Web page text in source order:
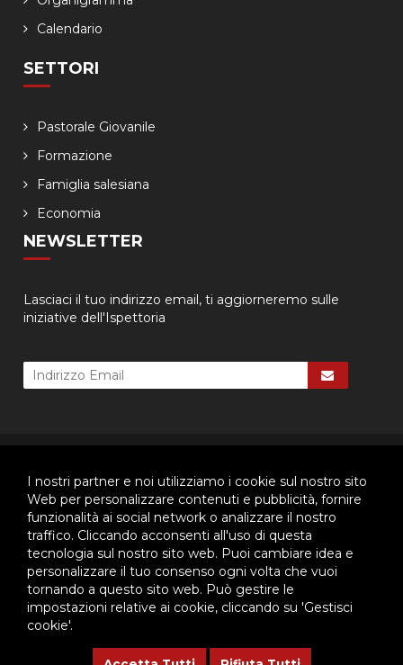
I nostri partner e noi utilizziamo i cookie sul nostro sito
Web per personalizzare contenuti e pubblicità, fornire
funzionalità ai social network o analizzare il nostro
traffico. Cliccando acconsenti all'uso di questa
tecnologia sul nostro sito web. Puoi cambiare idea e
personalizzare il tuo consenso ogni volta che vuoi
tornando a questo sito web. Può gestire le
impostazioni relative ai cookie, cliccando su 'Gestisci
cookie'.
Calendario
SETTORI
Pastorale Giovanile
Formazione
Famiglia salesiana
Economia
NEWSLETTER
Lasciaci il tuo indirizzo email, ti aggiorneremo sulle
iniziative dell'Ispettoria
Questo plugin utilizza cookie per raccogliere dati e cookie di
terze parti per migliorare l'esperienza utente. Per visualizzare il
plugin è necessario dare il consenso.
Clicca qui per modificare le preferenze sulla Cookie Policy
Questo plugin utilizza cookie per raccogliere dati e cookie di